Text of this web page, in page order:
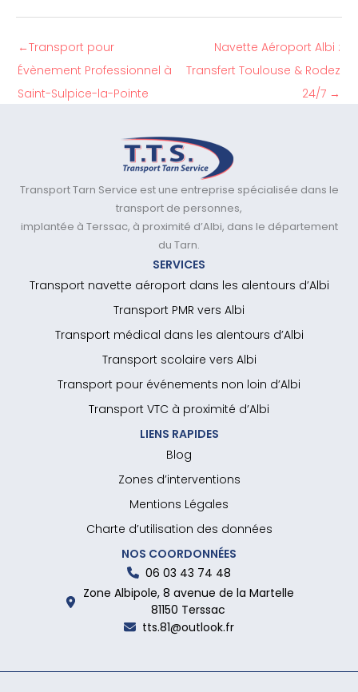
←Transport pour
Évènement Professionnel à
Saint-Sulpice-la-Pointe
Navette Aéroport Albi :
Transfert Toulouse & Rodez
24/7 →
Transport Tarn Service est une entreprise spécialisée dans le
transport de personnes,
implantée à Terssac, à proximité d’Albi, dans le département
du Tarn.
SERVICES
Transport navette aéroport dans les alentours d’Albi
Transport PMR vers Albi
Transport médical dans les alentours d’Albi
Transport scolaire vers Albi
Transport pour événements non loin d’Albi
Transport VTC à proximité d’Albi
LIENS RAPIDES
Blog
Zones d’interventions
Mentions Légales
Charte d’utilisation des données
NOS COORDONNÉES
06 03 43 74 48
Zone Albipole, 8 avenue de la Martelle
81150 Terssac
tts.81@outlook.fr